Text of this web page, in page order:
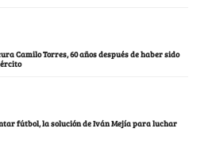
Camilo Torres, 60 años después de haber sido
fútbol, la solución de Iván Mejía para luchar